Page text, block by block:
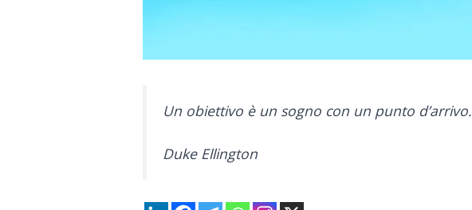
Un obiettivo è un sogno con un punto d’arrivo.
Duke Ellington